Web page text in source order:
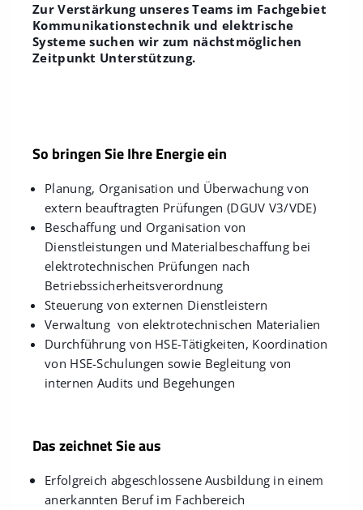
Zur Verstärkung unseres Teams im Fachgebiet
Kommunikationstechnik und elektrische
Systeme suchen wir zum nächstmöglichen
Zeitpunkt Unterstützung.
So bringen Sie Ihre Energie ein
Planung, Organisation und Überwachung von
extern beauftragten Prüfungen (DGUV V3/VDE)
Beschaffung und Organisation von
Dienstleistungen und Materialbeschaffung bei
elektrotechnischen Prüfungen nach
Betriebssicherheitsverordnung
Steuerung von externen Dienstleistern
Verwaltung von elektrotechnischen Materialien
Durchführung von HSE-Tätigkeiten, Koordination
von HSE-Schulungen sowie Begleitung von
internen Audits und Begehungen
Das zeichnet Sie aus
Erfolgreich abgeschlossene Ausbildung in einem
anerkannten Beruf im Fachbereich